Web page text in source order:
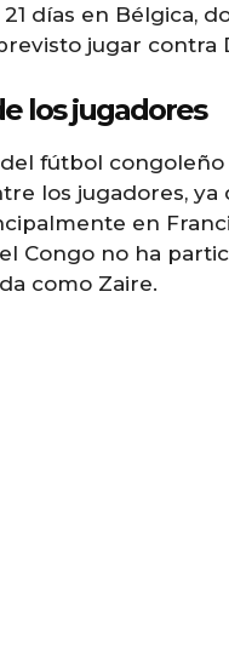
días en Bélgica,
jugar contra
los jugadores
fútbol
los jugadores,
en
Congo no ha
como Zaire.